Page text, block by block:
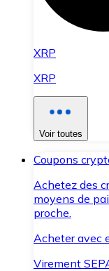
XRP
XRP
Voir toutes
Coupons
Achetez des
moyens de
proche.
Acheter avec
Virement